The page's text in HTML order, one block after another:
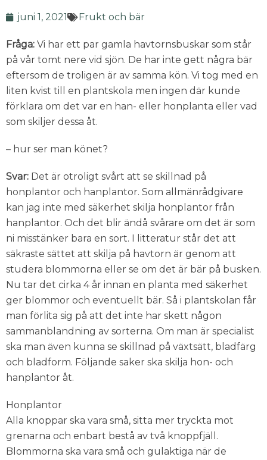
juni 1, 2021 Frukt och bär
Fråga: Vi har ett par gamla havtornsbuskar som står
på vår tomt nere vid sjön. De har inte gett några bär
eftersom de troligen är av samma kön. Vi tog med en
liten kvist till en plantskola men ingen där kunde
förklara om det var en han- eller honplanta eller vad
som skiljer dessa åt.
– hur ser man könet?
Svar: Det är otroligt svårt att se skillnad på
honplantor och hanplantor. Som allmänrådgivare
kan jag inte med säkerhet skilja honplantor från
hanplantor. Och det blir ändå svårare om det är som
ni misstänker bara en sort. I litteratur står det att
säkraste sättet att skilja på havtorn är genom att
studera blommorna eller se om det är bär på busken.
Nu tar det cirka 4 år innan en planta med säkerhet
ger blommor och eventuellt bär. Så i plantskolan får
man förlita sig på att det inte har skett någon
sammanblandning av sorterna. Om man är specialist
ska man även kunna se skillnad på växtsätt, bladfärg
och bladform. Följande saker ska skilja hon- och
hanplantor åt.
Honplantor
Alla knoppar ska vara små, sitta mer tryckta mot
grenarna och enbart bestå av två knoppfjäll.
Blommorna ska vara små och gulaktiga när de